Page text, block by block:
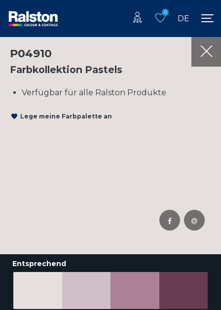
0
DE
P04910
Farbkollektion Pastels
Verfügbar für alle Ralston Produkte
Lege meine Farbpalette an
Entsprechend